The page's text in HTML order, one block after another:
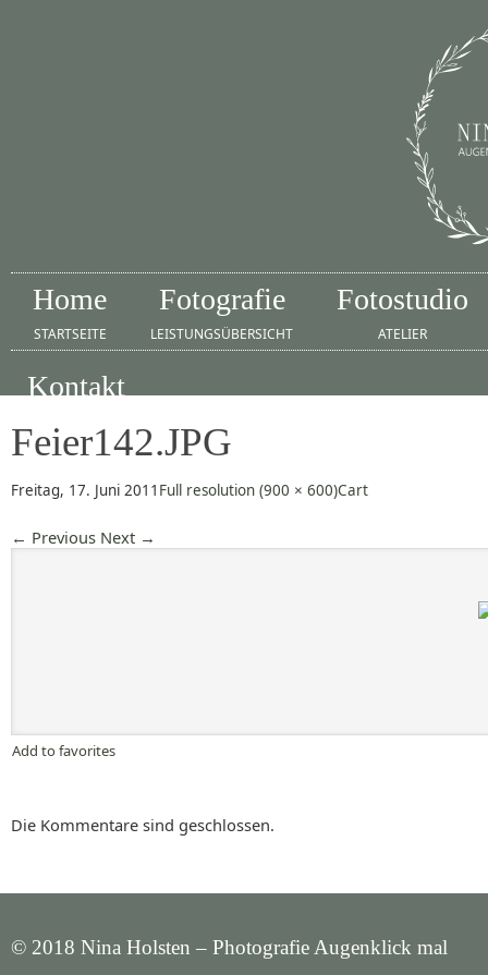
Home
STARTSEITE
Fotografie
LEISTUNGSÜBERSICHT
Fotostudio
ATELIER
Kontakt
Feier142.JPG
Freitag, 17. Juni 2011 Full resolution (900 × 600)Cart
← Previous Next →
Add to favorites
Die Kommentare sind geschlossen.
© 2018 Nina Holsten – Photografie Augenklick mal